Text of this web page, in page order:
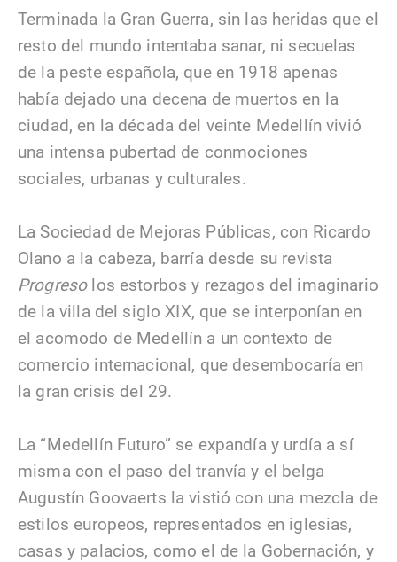
Terminada la Gran Guerra, sin las heridas que el
resto del mundo intentaba sanar, ni secuelas
de la peste española, que en 1918 apenas
había dejado una decena de muertos en la
ciudad, en la década del veinte Medellín vivió
una intensa pubertad de conmociones
sociales, urbanas y culturales.
La Sociedad de Mejoras Públicas, con Ricardo
Olano a la cabeza, barría desde su revista
Progresolos estorbos y rezagos del imaginario
de la villa del siglo XIX, que se interponían en
el acomodo de Medellín a un contexto de
comercio internacional, que desembocaría en
la gran crisis del 29.
La “Medellín Futuro” se expandía y urdía a sí
misma con el paso del tranvía y el belga
Augustín Goovaerts la vistió con una mezcla de
estilos europeos, representados en iglesias,
casas y palacios, como el de la Gobernación, y